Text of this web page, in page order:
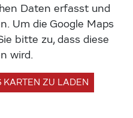
Daten erfasst und
Um die Google Maps
bitte zu, dass diese
wird.
KARTEN ZU LADEN